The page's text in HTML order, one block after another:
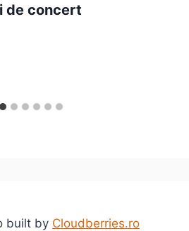
de concert
built by Cloudberries.ro